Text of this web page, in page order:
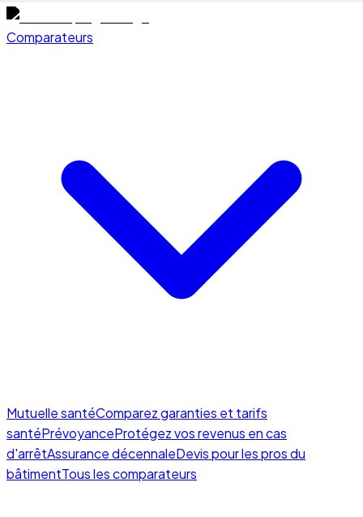
Comparateurs
Mutuelle santéComparez garanties et tarifs
santéPrévoyanceProtégez vos revenus en cas
d'arrêtAssurance décennaleDevis pour les pros du
bâtimentTous les comparateurs